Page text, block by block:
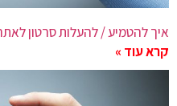
איך להטמיע / להעלות סרטון
קרא עוד »